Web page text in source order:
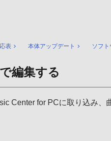
表 本体アップデート ソフ
編集する
Center for PCに取り込み、